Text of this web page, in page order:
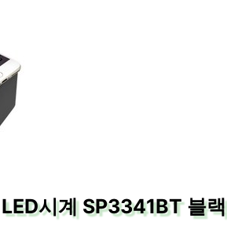
시계 SP3341BT 블랙